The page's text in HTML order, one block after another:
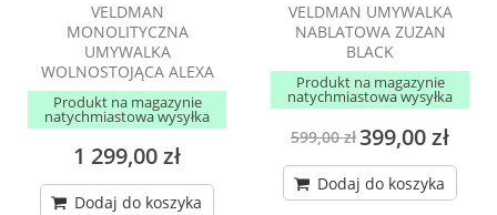
VELDMAN
MONOLITYCZNA
UMYWALKA
WOLNOSTOJĄCA ALEXA
Produkt na magazynie
natychmiastowa wysyłka
1 299,00 zł
Dodaj do koszyka
VELDMAN UMYWALKA
NABLATOWA ZUZAN
BLACK
Produkt na magazynie
natychmiastowa wysyłka
599,00 zł399,00 zł
Dodaj do koszyka